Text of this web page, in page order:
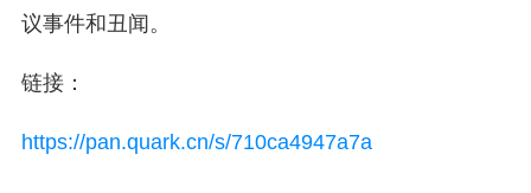
议事件和丑闻。
链接：
https://pan.quark.cn/s/710ca4947a7a